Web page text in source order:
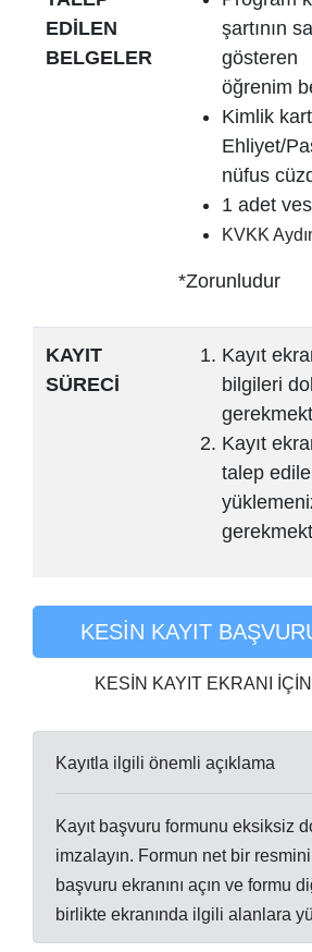
EDİLEN
BELGELER
şartının
gösteren
öğrenim
Kimlik
Ehliyet/
nüfus
1 adet
KVKK
*Zorunludur
KAYIT
SÜRECİ
Kayıt
bilgileri
Kayıt
talep
KESİN KAYIT
KESİN KAYIT EKRANI
Kayıtla ilgili önemli açıklama
Kayıt başvuru formunu eksiksiz
imzalayın. Formun net bir
başvuru ekranını açın ve formu
birlikte ekranında ilgili alanlara